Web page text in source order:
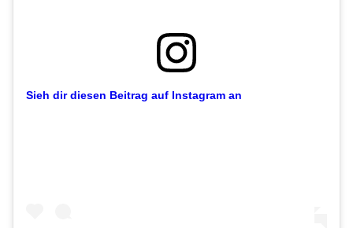
Sieh dir diesen Beitrag auf Instagram an